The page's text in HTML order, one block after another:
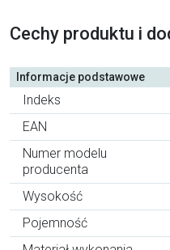
Cechy produktu i
Informacje podstawowe
Indeks
EAN
Numer modelu
producenta
Wysokość
Pojemność